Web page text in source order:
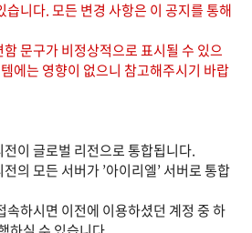
습니다. 모든 변경 사항은 이 공지를 통해
문구가 비정상적으로 표시될 수 있으
에는 영향이 없으니 참고해주시기 바랍
이 글로벌 리전으로 통합됩니다.
의 모든 서버가 ’아이리엘’ 서버로 통합
속하시면 이전에 이용하셨던 계정 중 하